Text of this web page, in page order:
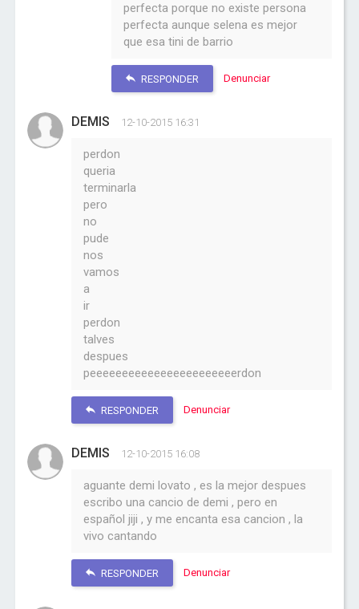
perfecta porque no existe persona
perfecta aunque selena es mejor
que esa tini de barrio
RESPONDER Denunciar
DEMIS 12-10-2015 16:31
perdon
queria
terminarla
pero
no
pude
nos
vamos
a
ir
perdon
talves
despues
peeeeeeeeeeeeeeeeeeeeeeerdon
RESPONDER Denunciar
DEMIS 12-10-2015 16:08
aguante demi lovato , es la mejor despues
escribo una cancio de demi , pero en
español jiji , y me encanta esa cancion , la
vivo cantando
RESPONDER Denunciar